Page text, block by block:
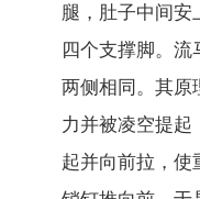
腿，肚子中间安
四个支撑脚。
两侧相同。其原
力并被凌空提起
起并向前拉，使